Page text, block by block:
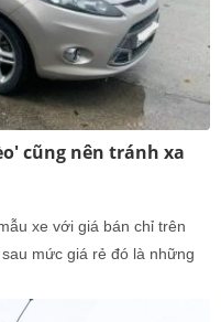
cũng nên tránh xa
xe với giá bán chỉ trên
mức giá rẻ đó là những